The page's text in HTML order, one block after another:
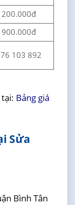
103 892
Bảng giá
Sửa
Bình Tân